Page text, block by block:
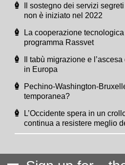
Il sostegno dei servizi
non è iniziato nel 2022
La cooperazione
programma Rassvet
Il tabù migrazione e
in Europa
Pechino-Washington-
temporanea?
L’Occidente spera in un
continua a resistere meglio